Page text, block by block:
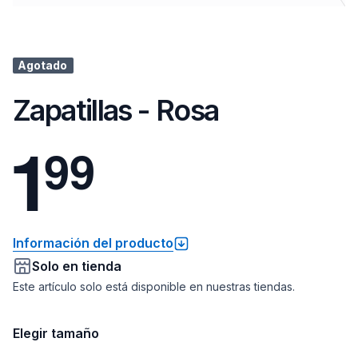
Agotado
Zapatillas - Rosa
199
Información del producto
Solo en tienda
Este artículo solo está disponible en nuestras tiendas.
Elegir tamaño